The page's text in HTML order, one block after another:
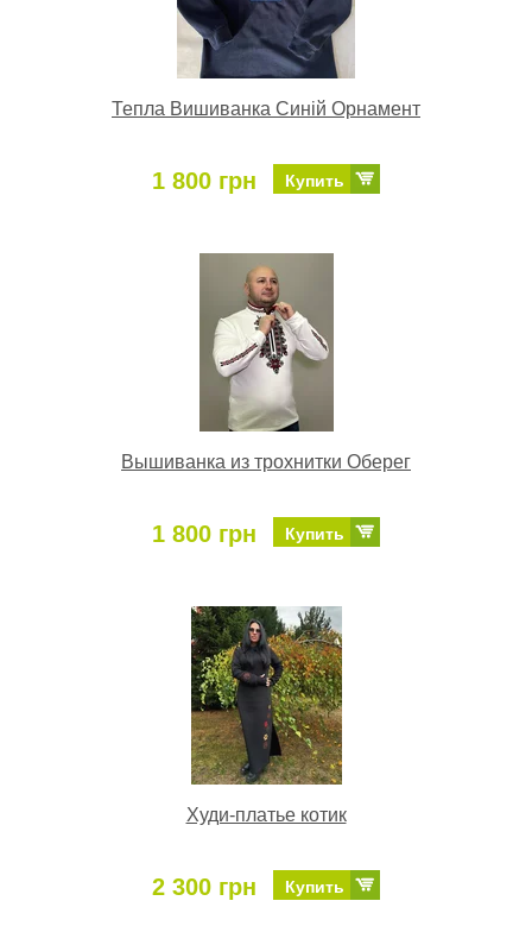
Тепла Вишиванка Синій Орнамент
1 800 грн Купить
Вышиванка из трохнитки Оберег
1 800 грн Купить
Худи-платье котик
2 300 грн Купить